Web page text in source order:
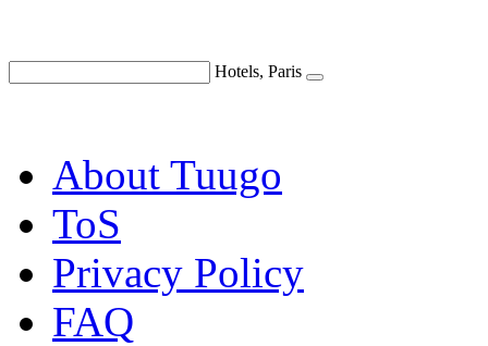
Hotels, Paris
About Tuugo
ToS
Privacy Policy
FAQ